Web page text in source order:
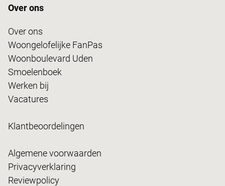
Over ons
Over ons
Woongelofelijke FanPas
Woonboulevard Uden
Smoelenboek
Werken bij
Vacatures
Klantbeoordelingen
Algemene voorwaarden
Privacyverklaring
Reviewpolicy